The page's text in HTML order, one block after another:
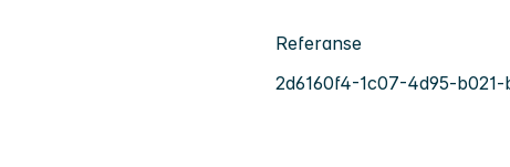
Referanse
2d6160f4-1c07-4d95-b021-